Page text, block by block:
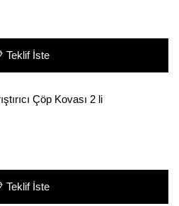
Teklif İste
Çöp Kovası 2 li
Teklif İste